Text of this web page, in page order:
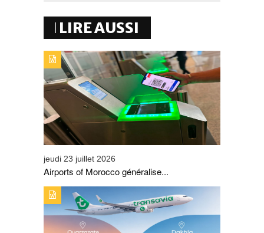
LIRE AUSSI
TYPE DE PUBLICATION : A_LA_UNETITRE : AIRPORTS
OF MOROCCO GÉNÉRALISE LA CARTE
D’EMBARQUEMENT 100 % MOBILE
jeudi 23 juillet 2026
Airports of Morocco généralise...
TYPE DE PUBLICATION : A_LA_UNETITRE : L’ONMT
BOOST LES LIAISONS AÉRIENNES SUR OUARZAZATE
ET DE DAKHLA